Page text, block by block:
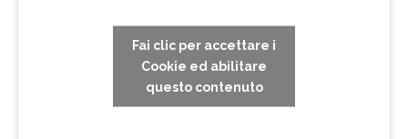
Fai clic per accettare i
Cookie ed abilitare
questo contenuto